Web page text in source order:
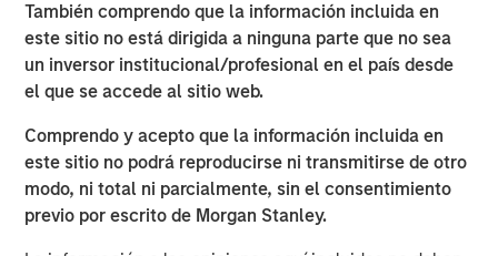
También comprendo que la información incluida en
este sitio no está dirigida a ninguna parte que no sea
un inversor institucional/profesional en el país desde
el que se accede al sitio web.
Comprendo y acepto que la información incluida en
este sitio no podrá reproducirse ni transmitirse de otro
modo, ni total ni parcialmente, sin el consentimiento
previo por escrito de Morgan Stanley.
unemployment rate. Given the Fed believes today’s
labor markets are not dynamic, it sees risks tilted
toward higher unemployment, implying downward
pressure on inflation. As such, cutting rates, despite
inflation above target, is warranted. If this
framework breaks down the Fed will have to
reassess.
International Pro-Growth Polices –
policies have ignited reindustrialization efforts in